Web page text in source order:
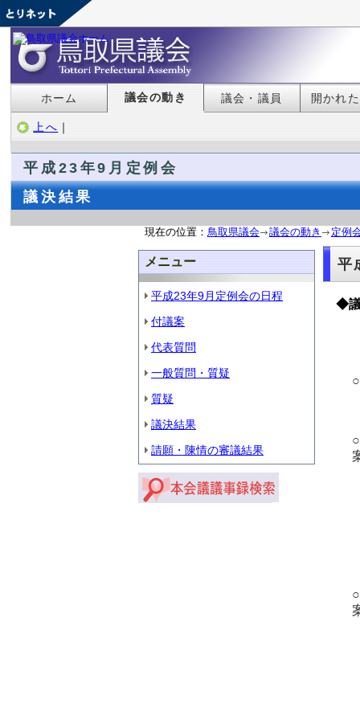
ホーム 議会の動き 議会・議員 開かれ
上へ ｜
平成23年9月定例会
議決結果
現在の位置： 鳥取県議会 議会の動き 定例
メニュー
平成23年9月定例会の日程
付議案
代表質問
一般質問・質疑
質疑
議決結果
請願・陳情の審議結果
平
◆議